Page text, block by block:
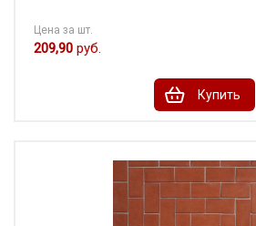
Цена за шт.
209,90 руб.
Купить